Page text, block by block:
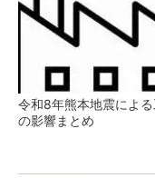
令和8年熊本地震によ
の影響まとめ